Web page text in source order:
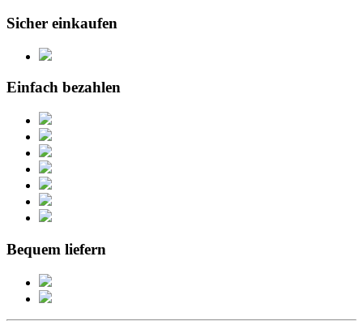
Sicher einkaufen
Einfach bezahlen
Bequem liefern